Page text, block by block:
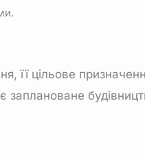
її цільове
заплановане